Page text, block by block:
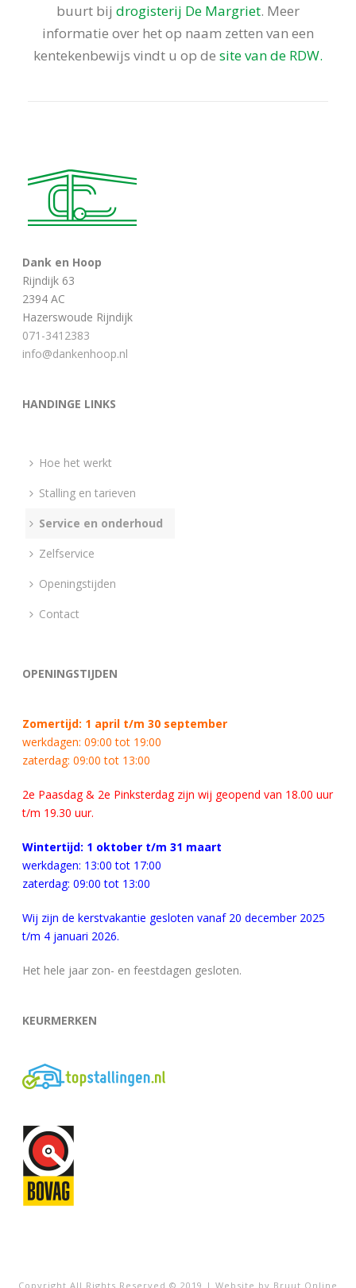
buurt bij drogisterij De Margriet. Meer
informatie over het op naam zetten van een
kentekenbewijs vindt u op de site van de RDW.
Dank en Hoop
Rijndijk 63
2394 AC
Hazerswoude Rijndijk
071-3412383
info@dankenhoop.nl
HANDINGE LINKS
Hoe het werkt
Stalling en tarieven
Service en onderhoud
Zelfservice
Openingstijden
Contact
OPENINGSTIJDEN
Zomertijd: 1 april t/m 30 september
werkdagen: 09:00 tot 19:00
zaterdag: 09:00 tot 13:00
2e Paasdag & 2e Pinksterdag zijn wij geopend van 18.00 uur
t/m 19.30 uur.
Wintertijd: 1 oktober t/m 31 maart
werkdagen: 13:00 tot 17:00
zaterdag: 09:00 tot 13:00
Wij zijn de kerstvakantie gesloten vanaf 20 december 2025
t/m 4 januari 2026.
Het hele jaar zon- en feestdagen gesloten.
KEURMERKEN
Copyright All Rights Reserved © 2019 | Website by Bruut Online